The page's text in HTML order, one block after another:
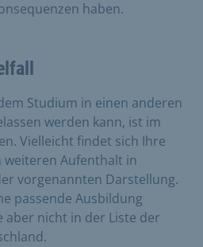
haben.
Studium in einen anderen
werden kann, ist im
Vielleicht findet sich Ihre
Aufenthalt in
vorgenannten Darstellung.
passende Ausbildung
aber nicht in der Liste der